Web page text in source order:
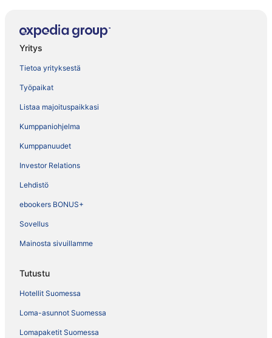
Yritys
Tietoa yrityksestä
Työpaikat
Listaa majoituspaikkasi
Kumppaniohjelma
Kumppanuudet
Investor Relations
Lehdistö
ebookers BONUS+
Sovellus
Mainosta sivuillamme
Tutustu
Hotellit Suomessa
Loma-asunnot Suomessa
Lomapaketit Suomessa